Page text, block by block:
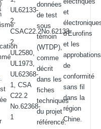
UL62133-
2,
CSAC22.2No.62133-
2,
UL2580,
UL1973,
UL62368-
1, CSA
C22.2
No.62368-
1
données
de test
sous
témoin
(WTDP),
comme
décrit
dans les
fiches
techniques
du projet
référencé.
et
d'Eurofins
et les
approbations
de
conformité
sans fil
dans la
région
Chine.